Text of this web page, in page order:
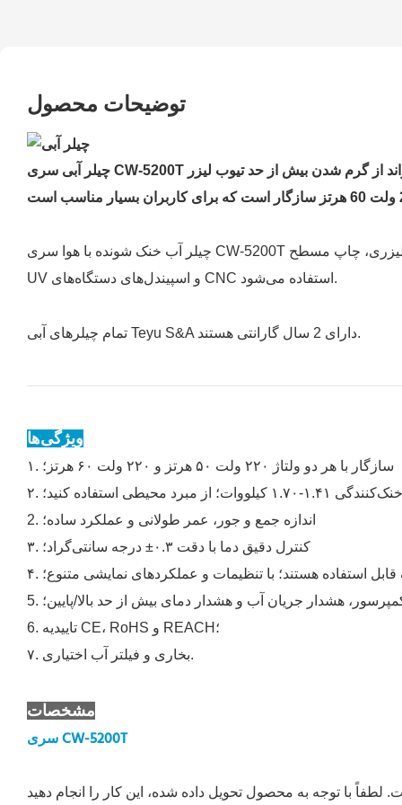
توضیحات محصول
چیلر آبی سری CW-5200T با ارائه خنک‌کننده کارآمد، می‌تواند از گرم شدن بیش از حد تیوب لیزر CO2 آب‌بندی شده جلوگیری کند. علاوه بر این، چیلر آبی سری CW-5200T با هر دو ولتاژ 220 ولت 50
چیلر آب خنک شونده با هوا سری CW-5200T با عملکرد خنک‌کنندگی پایدار، دقت بالا و اندازه کوچک، معمولاً برای خنک کردن دستگاه‌های برش لیزری، حکاکی لیزری، مارک‌گذاری لیزری، چاپ مسطح
UV و اسپیندل‌های دستگاه‌های CNC استفاده می‌شود.
تمام چیلرهای آبی Teyu S&A دارای 2 سال گارانتی هستند.
ویژگی‌ها
۱. سازگار با هر دو ولتاژ ۲۲۰ ولت ۵۰ هرتز و ۲۲۰ ولت ۶۰ هرتز؛
از مبرد محیطی استفاده کنید؛
2. اندازه جمع و جور، عمر طولانی و عملکرد ساده؛
۳. کنترل دقیق دما با دقت ۰.۳± درجه سانتی‌گراد؛
هشدار جریان آب و هشدار دمای بیش از حد بالا/پایین؛
6. تاییدیه CE، RoHS و REACH؛
۷. بخاری و فیلتر آب اختیاری.
مشخصات
سری CW-5200T